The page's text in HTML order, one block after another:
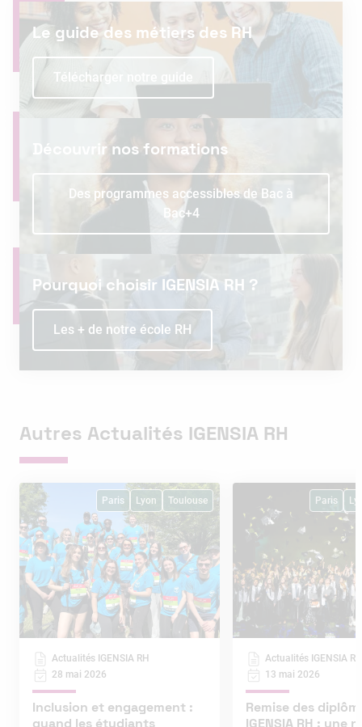
Le guide des métiers des RH
Télécharger notre guide
Découvrir nos formations
Des programmes accessibles de Bac à
Bac+4
Pourquoi choisir IGENSIA RH ?
Les + de notre école RH
Autres Actualités IGENSIA RH
Paris Lyon Toulouse
Actualités IGENSIA RH
28 mai 2026
Inclusion et engagement :
quand les étudiants
Paris
Actualités IGENSIA RH
13 mai 2026
Remise des
IGENSIA RH : une